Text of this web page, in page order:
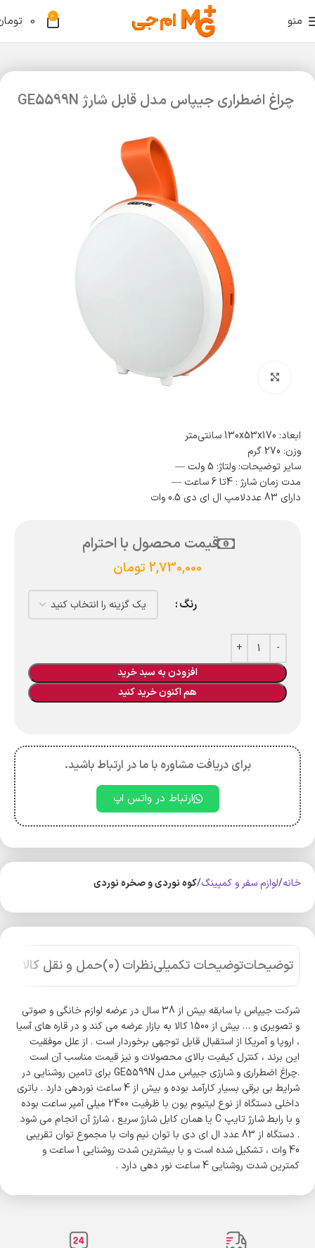
منو 0
0
چراغ اضطراری جیپاس مدل قابل شارژ GE5599N
ابعاد: 130x53x170 سانتی‌متر
وزن: 270 گرم
سایر توضیحات: ولتاژ: 5 ولت —
مدت زمان شارژ : 4تا 6 ساعت —
دارای 83 عددلامپ ال ای دی 0.5 وات
قیمت محصول با احترام
2,730,000 تومان
رنگ
افزودن به سبد خرید
هم اکنون خرید کنید
برای دریافت مشاوره با ما در ارتباط باشید.
ارتباط در واتس اپ
خانه لوازم سفر و کمپینگ کوه‌ نوردی و صخره نوردی
توضیحاتتوضیحات تکمیلینظرات (0) حمل و نقل کالا
شرکت جیپاس با سابقه بیش از 38 سال در عرضه لوازم خانگی و صوتی
و تصویری و … بیش از 1500 کالا به بازار عرضه می کند و در قاره های آسیا
، اروپا و آمریکا از استقبال قابل توجهی برخوردار است . از علل موفقیت
این برند ، کنترل کیفیت بالای محصولات و نیز قیمت مناسب آن است
.چراغ اضطراری و شارژی جیپاس مدل GE5599N برای تامین روشنایی در
شرایط بی برقی بسیار کارآمد بوده و بیش از 4 ساعت نوردهی دارد . باتری
داخلی دستگاه از نوع لیتیوم یون با ظرفیت 2400 میلی آمپر ساعت بوده
و با رابط شارژ تایپ C یا همان کابل شارژ سریع ، شارژ آن انجام می شود
. دستگاه از 83 عدد ال ای دی با توان نیم وات با مجموع توان تقریبی
40 وات ، تشکیل شده است و با بیشترین شدت روشنایی 1 ساعت و
کمترین شدت روشنایی 4 ساعت نور دهی دارد .